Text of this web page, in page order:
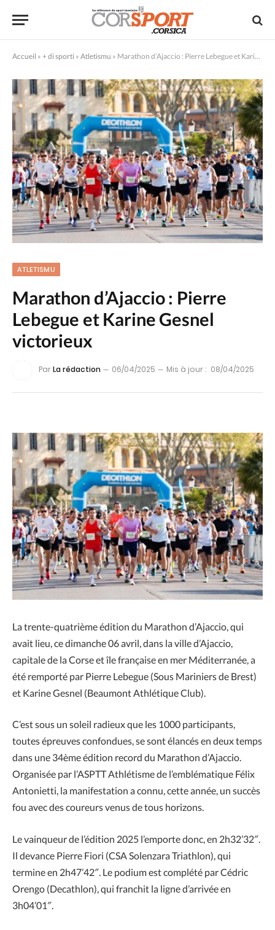
Accueil » + di sporti » Atletismu » Marathon d’Ajaccio : Pierre Lebegue et Karine Gesnel victorieux
ATLETISMU
Marathon d’Ajaccio : Pierre
Lebegue et Karine Gesnel
victorieux
ParLa rédaction 06/04/2025 Mis à jour : 08/04/2025
La trente-quatrième édition du Marathon d’Ajaccio, qui
avait lieu, ce dimanche 06 avril, dans la ville d’Ajaccio,
capitale de la Corse et île française en mer Méditerranée, a
été remporté par Pierre Lebegue (Sous Mariniers de Brest)
et Karine Gesnel (Beaumont Athlétique Club).
C’est sous un soleil radieux que les 1000 participants,
toutes épreuves confondues, se sont élancés en deux temps
dans une 34ème édition record du Marathon d’Ajaccio.
Organisée par l’ASPTT Athlétisme de l’emblématique Félix
Antonietti, la manifestation a connu, cette année, un succès
fou avec des coureurs venus de tous horizons.
Le vainqueur de l’édition 2025 l’emporte donc, en 2h32’32″.
Il devance Pierre Fiori (CSA Solenzara Triathlon), qui
termine en 2h47’42″. Le podium est complété par Cédric
Orengo (Decathlon), qui franchit la ligne d’arrivée en
3h04’01″.